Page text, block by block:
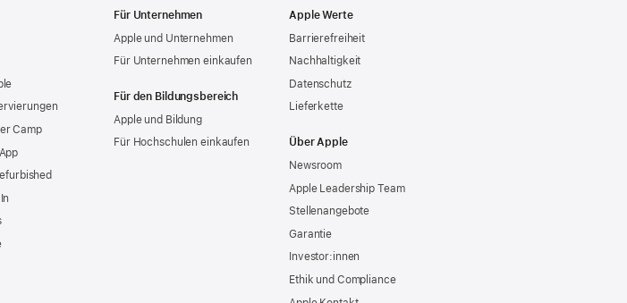
Camp
Für Unternehmen
Apple und Unternehmen
Für Unternehmen einkaufen
Für den Bildungsbereich
Apple und Bildung
Für Hochschulen einkaufen
Apple Werte
Barrierefreiheit
Nachhaltigkeit
Datenschutz
Lieferkette
Über Apple
Newsroom
Apple Leadership Team
Stellenangebote
Garantie
Investor:innen
Ethik und Compliance